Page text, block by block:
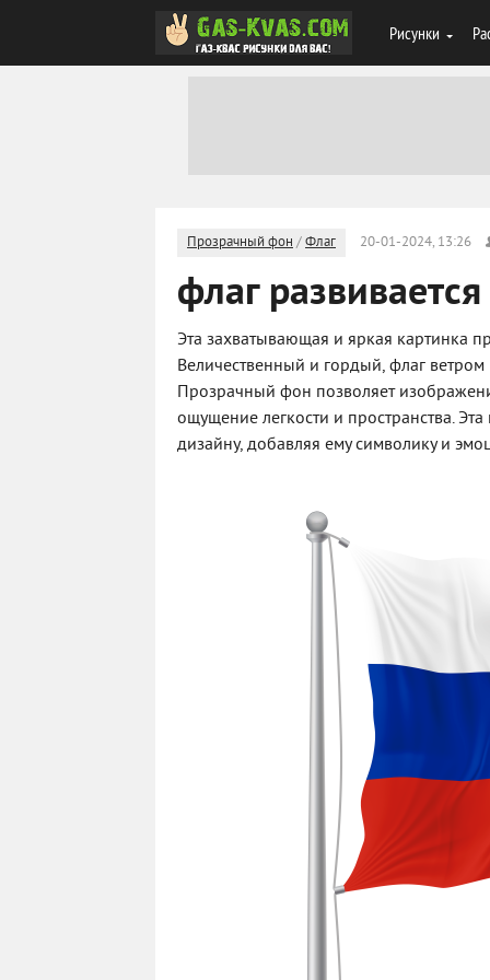
Рисунки
Прозрачный фон /Флаг 20-01-2024, 13:26
флаг
Эта захватывающая и яркая картинка
Величественный и гордый, флаг
Прозрачный фон позволяет
ощущение легкости и пространства.
дизайну, добавляя ему символику и